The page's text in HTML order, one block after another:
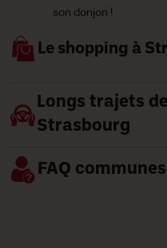
son donjon !
Le shopping à
Longs trajets
Strasbourg
FAQ